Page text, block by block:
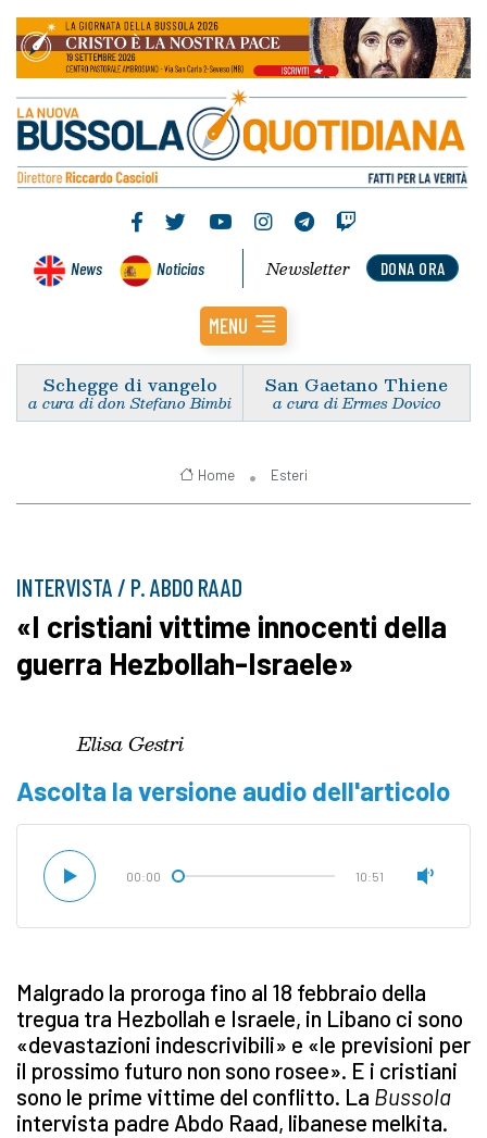
News Noticias DONA ORA
Newsletter
MENU
Schegge di vangelo
a cura di don Stefano Bimbi
San Gaetano Thiene
a cura di Ermes Dovico
Home Esteri
INTERVISTA / P. ABDO RAAD
«I cristiani vittime innocenti della
guerra Hezbollah-Israele»
Elisa Gestri
Ascolta la versione audio dell'articolo
00:00 10:51
Malgrado la proroga fino al 18 febbraio della
tregua tra Hezbollah e Israele, in Libano ci sono
«devastazioni indescrivibili» e «le previsioni per
il prossimo futuro non sono rosee». E i cristiani
sono le prime vittime del conflitto. La Bussola
intervista padre Abdo Raad, libanese melkita.